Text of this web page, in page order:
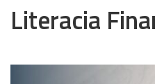
Literacia